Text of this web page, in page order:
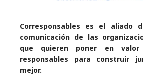
Corresponsables es el aliado
comunicación de las
que quieren poner en valor
responsables para construir
mejor.